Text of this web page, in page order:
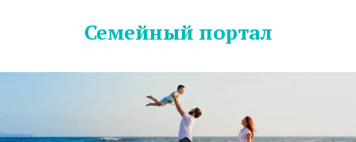
Семейный портал